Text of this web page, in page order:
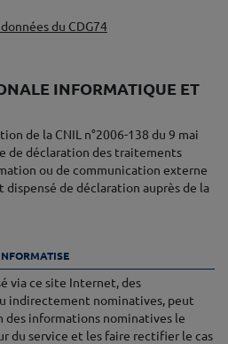
du CDG74
INFORMATIQUE ET
de la CNIL n°2006-138 du 9 mai
de déclaration des traitements
ou de communication externe
dispensé de déclaration auprès de la
via ce site Internet, des
indirectement nominatives, peut
des informations nominatives le
du service et les faire rectifier le cas